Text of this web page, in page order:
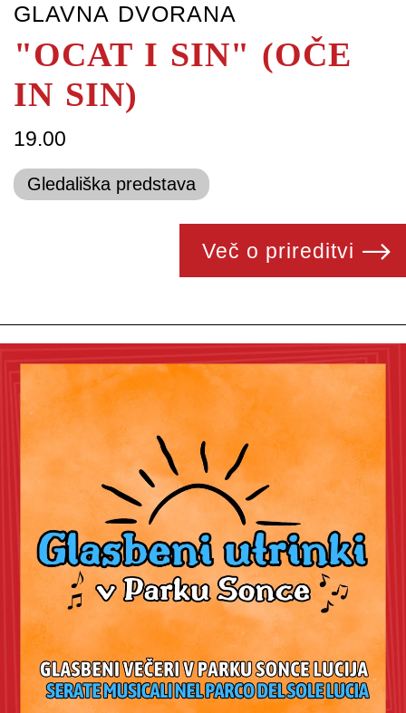
GLAVNA DVORANA
"OCAT I SIN" (OČE
IN SIN)
19.00
Gledališka predstava
Več o prireditvi